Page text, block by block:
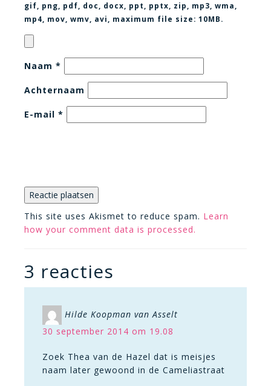
gif, png, pdf, doc, docx, ppt, pptx, zip, mp3, wma,
mp4, mov, wmv, avi
, maximum file size: 10MB.
Naam *
Achternaam
E-mail *
This site uses Akismet to reduce spam. Learn
how your comment data is processed.
3 reacties
Hilde Koopman van Asselt
30 september 2014 om 19.08
Zoek Thea van de Hazel dat is meisjes
naam later gewoond in de Cameliastraat